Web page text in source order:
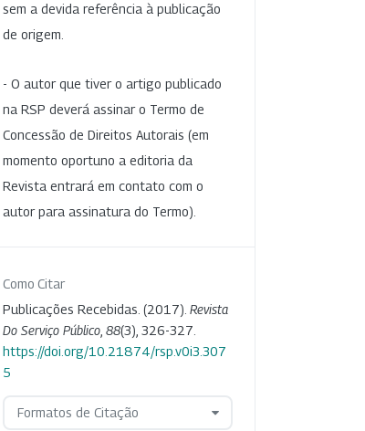
sem a devida referência à publicação
de origem.
- O autor que tiver o artigo publicado
na RSP deverá assinar o Termo de
Concessão de Direitos Autorais (em
momento oportuno a editoria da
Revista entrará em contato com o
autor para assinatura do Termo).
Como Citar
Publicações Recebidas. (2017). Revista
Do Serviço Público 88(3), 326-327.
https://doi.org/10.21874/rsp.v0i3.307
5
Formatos de Citação